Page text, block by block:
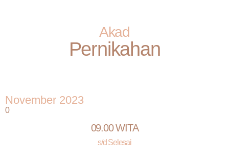
Akad
Pernikahan
November 2023
0
09.00 WITA
s/d Selesai